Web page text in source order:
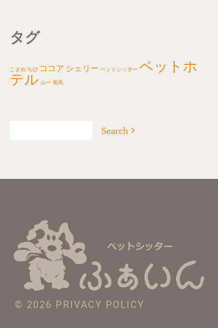
タグ
こまめ ちび ココア シェリー ペットシッター ペットホ
テル ルー 竜馬
© 2026 PRIVACY POLICY